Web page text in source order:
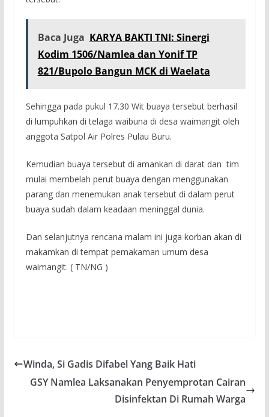
Baca Juga KARYA BAKTI TNI: Sinergi
Kodim 1506/Namlea dan Yonif TP
821/Bupolo Bangun MCK di Waelata
Sehingga pada pukul 17.30 Wit buaya tersebut berhasil
di lumpuhkan di telaga waibuna di desa waimangit oleh
anggota Satpol Air Polres Pulau Buru.
Kemudian buaya tersebut di amankan di darat dan tim
mulai membelah perut buaya dengan menggunakan
parang dan menemukan anak tersebut di dalam perut
buaya sudah dalam keadaan meninggal dunia.
Dan selanjutnya rencana malam ini juga korban akan di
makamkan di tempat pemakaman umum desa
waimangit. ( TN/NG )
Winda, Si Gadis Difabel Yang Baik Hati
GSY Namlea Laksanakan Penyemprotan Cairan
Disinfektan Di Rumah Warga